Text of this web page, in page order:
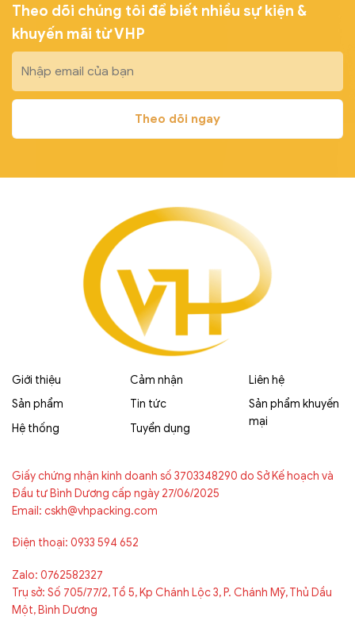
Theo dõi chúng tôi để biết nhiều sự kiện &
khuyến mãi từ VHP
Giới thiệu
Sản phẩm
Hệ thống
Cảm nhận
Tin tức
Tuyển dụng
Liên hệ
Sản phẩm khuyến
mại
Giấy chứng nhận kinh doanh số 3703348290 do Sở Kế hoạch và
Đầu tư Bình Dương cấp ngày 27/06/2025
Email: cskh@vhpacking.com
Điện thoại: 0933 594 652
Zalo: 0762582327
Trụ sở: Số 705/77/2, Tổ 5, Kp Chánh Lộc 3, P. Chánh Mỹ, Thủ Dầu
Một, Bình Dương